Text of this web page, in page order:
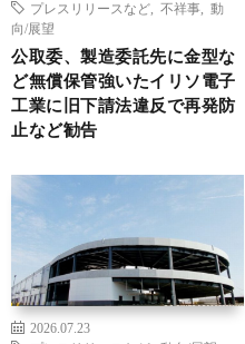
プレスリリースなど
不祥事
動
向/展望
公取委、製造委託先に金型な
ど無償保管強いたイリソ電子
工業に旧下請法違反で再発防
止など勧告
2026.07.23